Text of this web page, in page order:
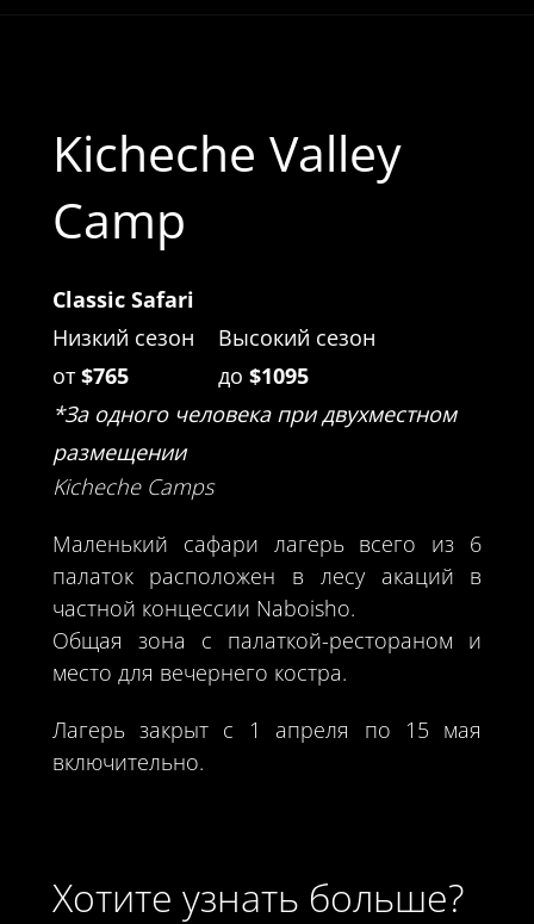
Kicheche Valley
Camp
Classic Safari
Низкий сезон
от$765
Высокий сезон
до $1095
*За одного человека при двухместном
размещении
Kicheche Camps
Маленький сафари лагерь всего из 6
палаток расположен в лесу акаций в
частной концессии Naboisho.
Общая зона с палаткой-рестораном и
место для вечернего костра.
Лагерь закрыт с 1 апреля по 15 мая
включительно.
Хотите узнать больше?